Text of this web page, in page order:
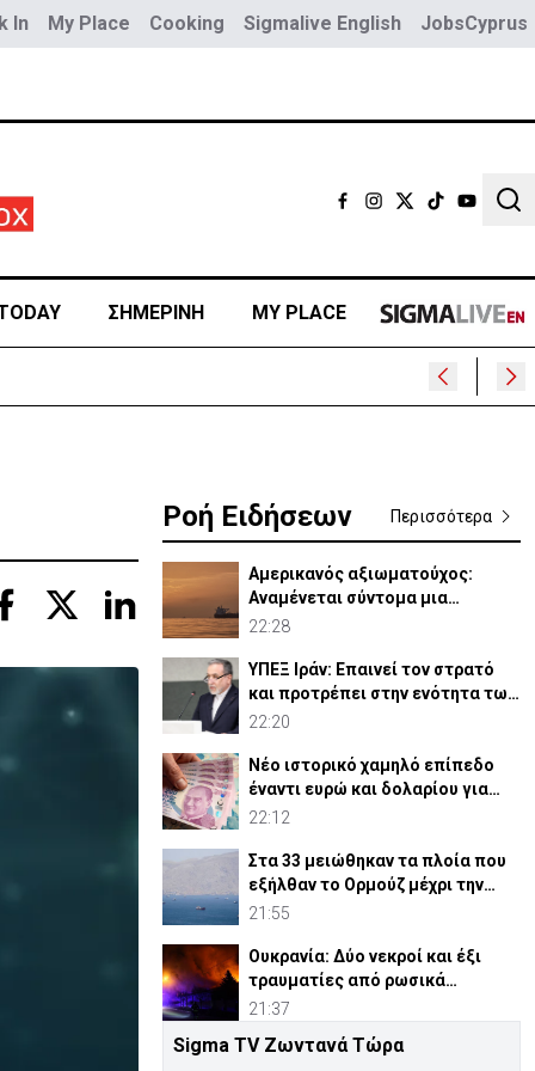
In My Place Cooking Sigmalive English JobsCyprus
ΣΗΜΕΡΙΝΗ MY PLACE
Ροή Ειδήσεων Περισσότερα
Αμερικανός αξιωματούχος:
Αναμένεται σύντομα μια
συμφωνία για Ορμούζ
22:28
ΥΠΕΞ Ιράν: Επαινεί τον στρατό
και προτρέπει στην ενότητα των
μουσουλμάνων
22:20
Νέο ιστορικό χαμηλό επίπεδο
έναντι ευρώ και δολαρίου για
τουρκική λίρα
22:12
Στα 33 μειώθηκαν τα πλοία που
εξήλθαν το Ορμούζ μέχρι την
Πέμπτη
21:55
Ουκρανία: Δύο νεκροί και έξι
τραυματίες από ρωσικά
πλήγματα
21:37
ΗΠΑ: Η Γερουσία ενέκρινε νέες
Sigma TV Ζωντανά Τώρα